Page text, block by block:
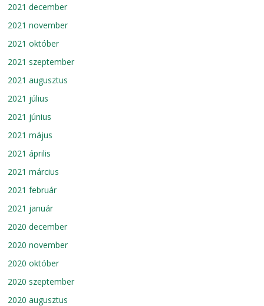
2021 december
2021 november
2021 október
2021 szeptember
2021 augusztus
2021 július
2021 június
2021 május
2021 április
2021 március
2021 február
2021 január
2020 december
2020 november
2020 október
2020 szeptember
2020 augusztus